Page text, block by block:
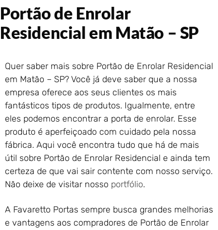
Enrolar em Queimados – RJ
Portão de Garagem de
Enrolar em Petrópolis – RJ
Enrolar em Nova Iguaçu – RJ
Portão de Garagem de
Enrolar em Nova Friburgo –
RJ
Portão de Enrolar
Residencial em Matão – SP
Quer saber mais sobre Portão de Enrolar Residencial
em Matão – SP? Você já deve saber que a nossa
empresa oferece aos seus clientes os mais
fantásticos tipos de produtos. Igualmente, entre
eles podemos encontrar a porta de enrolar. Esse
produto é aperfeiçoado com cuidado pela nossa
fábrica. Aqui você encontra tudo que há de mais
útil sobre Portão de Enrolar Residencial e ainda tem
certeza de que vai sair contente com nosso serviço.
Não deixe de visitar nosso portfólio.
A Favaretto Portas sempre busca grandes melhorias
e vantagens aos compradores de Portão de Enrolar